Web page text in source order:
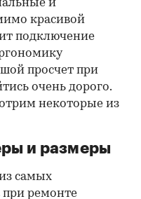
и
красивой
подключение
просчет при
очень дорого.
некоторые из
и размеры
самых
ремонте